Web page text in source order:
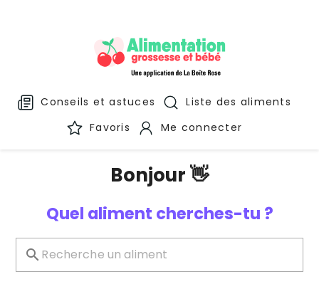
Conseils et astuces
Liste des aliments
Favoris
Me connecter
Bonjour 👋
Quel aliment cherches-tu ?